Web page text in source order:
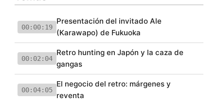
00:00:19
Presentación del invitado Ale
(Karawapo) de Fukuoka
00:02:04
Retro hunting en Japón y la caza de
gangas
00:04:05
El negocio del retro: márgenes y
reventa